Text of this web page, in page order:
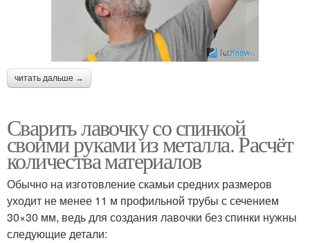
читать дальше →
Сварить лавочку со спинкой
своими руками из металла. Расчёт
количества материалов
Обычно на изготовление скамьи средних размеров
уходит не менее 11 м профильной трубы с сечением
30×30 мм, ведь для создания лавочки без спинки нужны
следующие детали: